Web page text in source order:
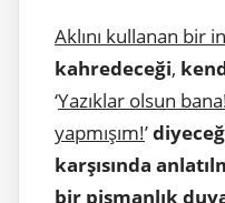
Aklını kullanan bir
kahredeceği,
‘Yazıklar olsun
yapmışım!’
karşısında
bir pişmanlık